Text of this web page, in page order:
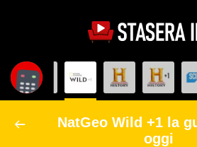
NatGeo Wild +1 la
oggi